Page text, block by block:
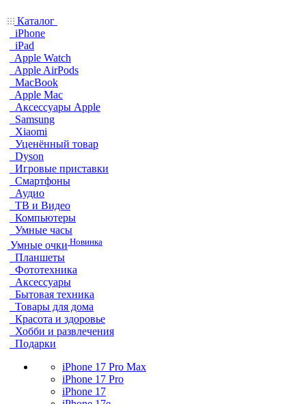
Каталог
iPhone
iPad
Apple Watch
Apple AirPods
MacBook
Apple Mac
Аксессуары Apple
Samsung
Xiaomi
Уценённый товар
Dyson
Игровые приставки
Смартфоны
Аудио
ТВ и Видео
Компьютеры
Умные часы
Умные очки Новинка
Планшеты
Фототехника
Аксессуары
Бытовая техника
Товары для дома
Красота и здоровье
Хобби и развлечения
Подарки
iPhone 17 Pro Max
iPhone 17 Pro
iPhone 17